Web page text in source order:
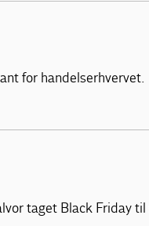
for handelserhvervet.
taget Black Friday